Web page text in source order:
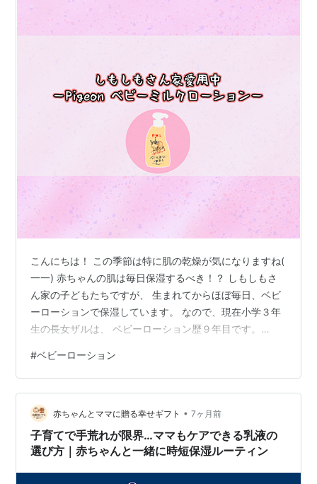
こんにちは！ この季節は特に肌の乾燥が気になりますね(
一一) 赤ちゃんの肌は毎日保湿するべき！？ しもしもさ
ん家の子どもたちですが、 生まれてからほぼ毎日、ベビ
ーローションで保湿しています。 なので、現在小学３年
生の長女ザルは、 ベビーローション歴９年目です。
だそうで、子どもたちは毎日風呂上りに、 ベビーローシ
ョンを塗り塗りしてます。 Pigeon ベビーミルクローショ
ンを現在愛用中 今まで、色々なローションを使ってきま
したが、 現在はこのローションに落ち着きました。
Pigeon ベビーミルクローション 300g products.pi…
#ベビーローション
赤ちゃんとママに贈る幸せギフト • 7ヶ月前
子育てで手荒れが限界…ママもケアできる乳液の
選び方｜赤ちゃんと一緒に時短保湿ルーティン